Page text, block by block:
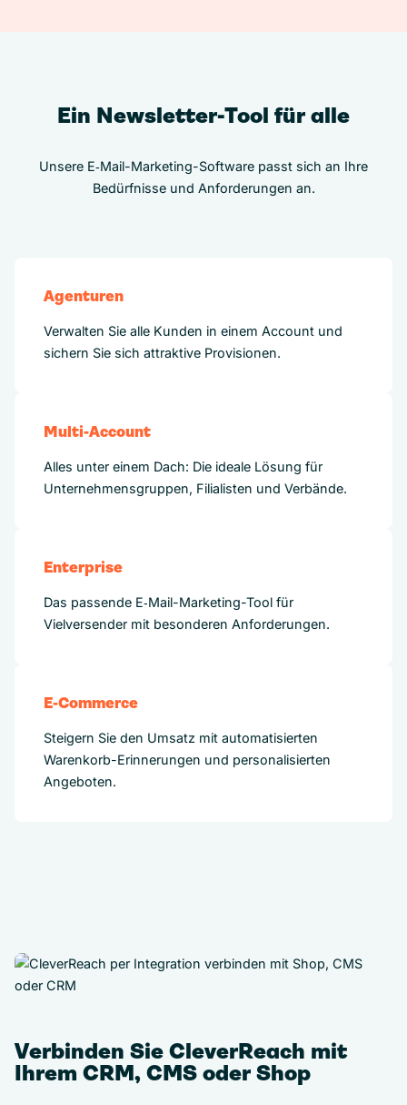
Ein Newsletter-Tool für alle
Unsere E‑Mail-Marketing-Software passt sich an Ihre
Bedürfnisse und Anforderungen an.
Agenturen
Verwalten Sie alle Kunden in einem Account und
sichern Sie sich attraktive Provisionen.
Multi-Account
Alles unter einem Dach: Die ideale Lösung für
Unternehmensgruppen, Filialisten und Verbände.
Enterprise
Das passende E‑Mail-Marketing-Tool für
Vielversender mit besonderen Anforderungen.
E-Commerce
Steigern Sie den Umsatz mit automatisierten
Warenkorb-Erinnerungen und personalisierten
Angeboten.
Verbinden Sie CleverReach mit
Ihrem CRM, CMS oder Shop